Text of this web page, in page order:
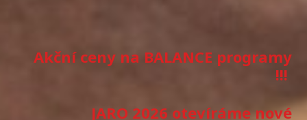
Akční ceny na BALANCE programy
!!!
JARO 2026 otevíráme nové